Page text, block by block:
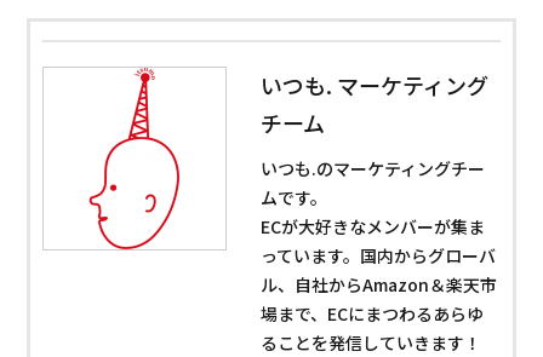
いつも. マーケティング
チーム
いつも.のマーケティングチー
ムです。
ECが大好きなメンバーが集ま
っています。国内からグローバ
ル、自社からAmazon＆楽天市
場まで、ECにまつわるあらゆ
ることを発信していきます！